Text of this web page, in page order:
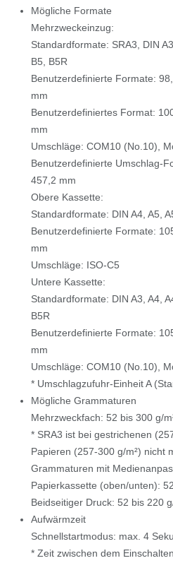
Mögliche Formate
Mehrzweckeinzug:
Standardformate: SRA3, DIN
B5, B5R
Benutzerdefinierte Formate:
mm
Benutzerdefiniertes Format:
mm
Umschläge: COM10 (No.10),
Benutzerdefinierte Umschlag-
457,2 mm
Obere Kassette:
Standardformate: DIN A4, A5,
Benutzerdefinierte Formate:
mm
Umschläge: ISO-C5
Untere Kassette:
Standardformate: DIN A3, A4,
B5R
Benutzerdefinierte Formate:
mm
Umschläge: COM10 (No.10),
* Umschlagzufuhr-Einheit A
Mögliche Grammaturen
Mehrzweckfach: 52 bis 300 g/
* SRA3 ist bei gestrichenen
Papieren (257-300 g/m²) nicht
Grammaturen mit
Papierkassette (oben/unten):
Beidseitiger Druck: 52 bis 220
Aufwärmzeit
Schnellstartmodus: max. 4
* Zeit zwischen dem